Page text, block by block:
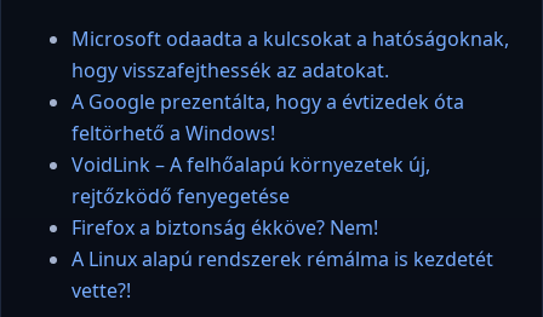
Microsoft odaadta a kulcsokat a hatóságoknak,
hogy visszafejthessék az adatokat.
A Google prezentálta, hogy a évtizedek óta
feltörhető a Windows!
VoidLink – A felhőalapú környezetek új,
rejtőzködő fenyegetése
Firefox a biztonság ékköve? Nem!
A Linux alapú rendszerek rémálma is kezdetét
vette?!